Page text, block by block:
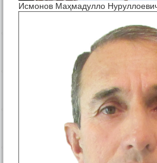
Исмонов Маҳмадулло